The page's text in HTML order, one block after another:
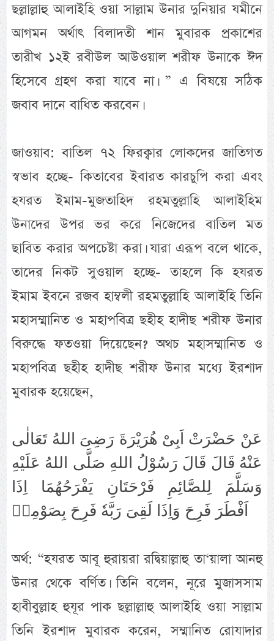
ছল্লাল্লাহু আলাইহি ওয়া সাল্লাম উনার দুনিয়ার যমীনে
আগমন অর্থাৎ বিলাদতী শান মুবারক প্রকাশের
তারীখ ১২ই রবীউল আউওয়াল শরীফ উনাকে ঈদ
হিসেবে গ্রহণ করা যাবে না। ” এ বিষয়ে সঠিক
জবাব দানে বাধিত করবেন।
জাওয়াব: বাতিল ৭২ ফিরক্বার লোকদের জাতিগত
স্বভাব হচ্ছে- কিতাবের ইবারত কারচুপি করা এবং
হযরত ইমাম-মুজতাহিদ রহমতুল্লাহি আলাইহিম
উনাদের উপর ভর করে নিজেদের বাতিল মত
ছাবিত করার অপচেষ্টা করা। যারা এরূপ বলে থাকে,
তাদের নিকট সুওয়াল হচ্ছে- তাহলে কি হযরত
ইমাম ইবনে রজব হাম্বলী রহমতুল্লাহি আলাইহি তিনি
মহাসম্মানিত ও মহাপবিত্র ছহীহ হাদীছ শরীফ উনার
বিরুদ্ধে ফতওয়া দিয়েছেন? অথচ মহাসম্মানিত ও
মহাপবিত্র ছহীহ হাদীছ শরীফ উনার মধ্যে ইরশাদ
মুবারক হয়েছেন,
عَنْ حَضْرَتْ اَبِىْ هُرَيْرَةَ رَضِىَ اللهُ تَعَالٰى
عَنْهُ قَالَ قَالَ رَسُوْلُ اللهِ صَلَّى اللهُ عَلَيْهِ
وَسَلَّمَ لِلصَّائِمِ فَرْحَتَانِ يَفْرَحُهُمَا اِذَا
اَفْطَرَ فَرِحَ وَاِذَا لَقِىَ رَبَّهٗ فَرِحَ بِصَوْمِهٖ
অর্থ: “হযরত আবূ হুরায়রা রদ্বিয়াল্লাহু তা‘য়ালা আনহু
উনার থেকে বর্ণিত। তিনি বলেন, নূরে মুজাসসাম
হাবীবুল্লাহ হুযূর পাক ছল্লাল্লাহু আলাইহি ওয়া সাল্লাম
তিনি ইরশাদ মুবারক করেন, সম্মানিত রোযাদার